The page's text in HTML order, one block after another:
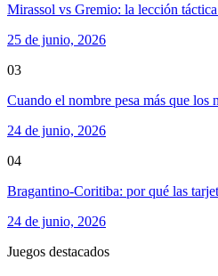
Mirassol vs Gremio: la lección
25 de junio, 2026
03
Cuando el nombre pesa más que los
24 de junio, 2026
04
Bragantino-Coritiba: por qué las
24 de junio, 2026
Juegos destacados